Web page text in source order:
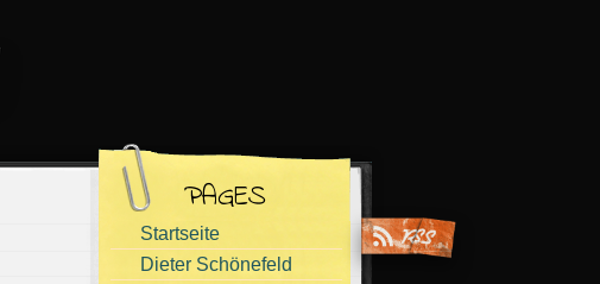
PAGES
Startseite
Dieter Schönefeld